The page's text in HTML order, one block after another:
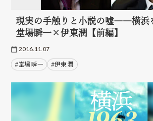
現実の手触りと小説の嘘――横浜
堂場瞬一×伊東潤【前編】
2016.11.07
#堂場 瞬一 #伊東 潤